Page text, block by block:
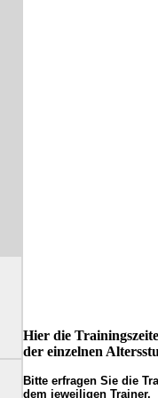
Hier die
der einzelnen
Bitte erfragen Sie die
dem jeweiligen Trainer.